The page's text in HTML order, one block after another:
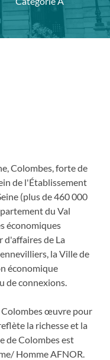
Colombes, forte de
de l'Établissement
(plus de 460 000
du Val
économiques
d'affaires de La
la Ville de
économique
de connexions.
Colombes œuvre pour
la richesse et la
de Colombes est
Homme AFNOR.